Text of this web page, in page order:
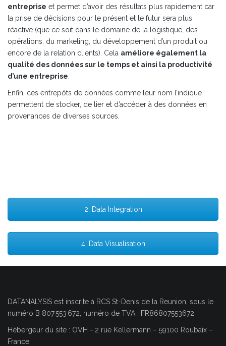
entreprise et permet d’avoir des résultats plus rapidement car
la prise de décisions pour le présent et le futur sera plus
réactive (que ce soit dans le domaine de la logistique, des
opérations, du marketing, du développement d’un produit ou
encore de la relation clients). Cela améliore également la
qualité des données sur le temps et ainsi la productivité
d’une entreprise
Enfin, ces entrepôts de données comme leur nom l’indique
permettent de stocker, de lier et d’accéder à des données en
provenances de diverses sources.
2. Data Integration
4. Data Visualisation
DATANALYSIS est inscrite à RCS St-Denis de la Reunion, sous le
numéro B 807 553 672, numéro de TVA : FR86807553672
Hébergeur du site : OVH – 2 rue Kellermann – 59100 Roubaix –
France